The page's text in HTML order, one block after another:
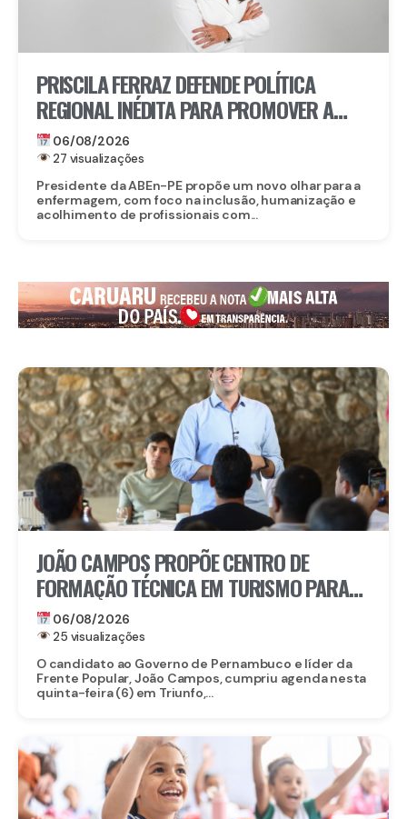
PRISCILA FERRAZ DEFENDE POLÍTICA
REGIONAL INÉDITA PARA PROMOVER A
INCLUSÃO DE ENFERMEIROS PCDS E
ATÍPICOS EM PERNAMBUCO
06/08/2026
27 visualizações
Presidente da ABEn-PE propõe um novo olhar para a
enfermagem, com foco na inclusão, humanização e
acolhimento de profissionais com...
JOÃO CAMPOS PROPÕE CENTRO DE
FORMAÇÃO TÉCNICA EM TURISMO PARA
FORTALECER TRIUNFO
06/08/2026
25 visualizações
O candidato ao Governo de Pernambuco e líder da
Frente Popular, João Campos, cumpriu agenda nesta
quinta-feira (6) em Triunfo,...